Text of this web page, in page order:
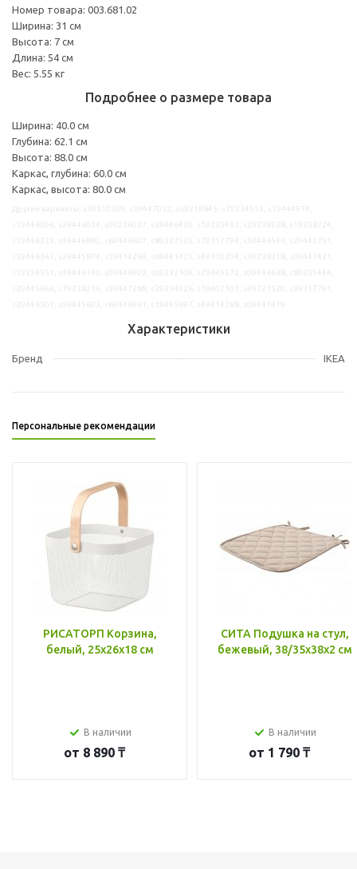
Номер товара: 003.681.02
Ширина: 31 см
Высота: 7 см
Длина: 54 см
Вес: 5.55 кг
Подробнее о размере товара
Ширина: 40.0 см
Глубина: 62.1 см
Высота: 88.0 см
Каркас, глубина: 60.0 см
Каркас, высота: 80.0 см
Характеристики
Бренд IKEA
Персональные рекомендации
РИСАТОРП Корзина,
белый, 25x26x18 см
В наличии
от 8 890 ₸
СИТА Подушка на стул,
бежевый, 38/35x38x2 см
В наличии
от 1 790 ₸